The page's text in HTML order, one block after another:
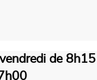
de 8h15